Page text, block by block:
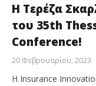
H Τερέζα
του 35th
Conference!
20 Φεβρουαρίου, 2023
H Insurance